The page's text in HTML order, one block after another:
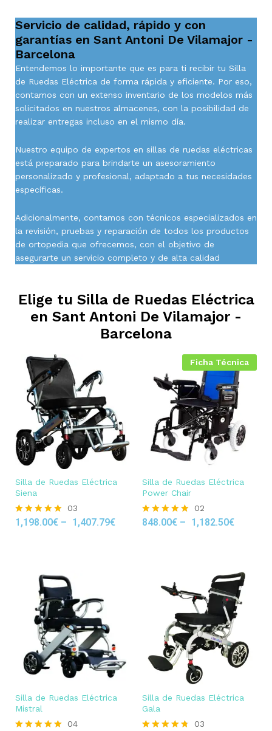
Servicio de calidad, rápido y con
garantías en Sant Antoni De Vilamajor -
Barcelona
Entendemos lo importante que es para ti recibir tu Silla
de Ruedas Eléctrica de forma rápida y eficiente. Por eso,
contamos con un extenso inventario de los modelos más
solicitados en nuestros almacenes, con la posibilidad de
realizar entregas incluso en el mismo día.
Nuestro equipo de expertos en sillas de ruedas eléctricas
está preparado para brindarte un asesoramiento
personalizado y profesional, adaptado a tus necesidades
específicas.
Adicionalmente, contamos con técnicos especializados en
la revisión, pruebas y reparación de todos los productos
de ortopedia que ofrecemos, con el objetivo de
asegurarte un servicio completo y de alta calidad
Elige tu Silla de Ruedas Eléctrica
en Sant Antoni De Vilamajor -
Barcelona
Silla de Ruedas Eléctrica
Siena
Rated
03
1,198.00€ – 1,407.79€
Ficha Técnica
Silla de Ruedas Eléctrica
Power Chair
Rated
02
848.00€ – 1,182.50€
Silla de Ruedas Eléctrica
Mistral
04
Silla de Ruedas Eléctrica
Gala
03